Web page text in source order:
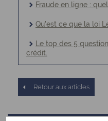
Fraude en ligne :
Qu'est ce que la loi
Le top des 5
crédit.
Retour aux articles